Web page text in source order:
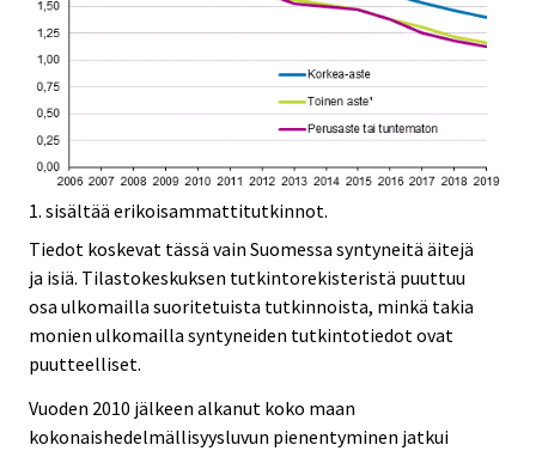
1. sisältää erikoisammattitutkinnot.
Tiedot koskevat tässä vain Suomessa syntyneitä äitejä
ja isiä. Tilastokeskuksen tutkintorekisteristä puuttuu
osa ulkomailla suoritetuista tutkinnoista, minkä takia
monien ulkomailla syntyneiden tutkintotiedot ovat
puutteelliset.
Vuoden 2010 jälkeen alkanut koko maan
kokonaishedelmällisyysluvun pienentyminen jatkui